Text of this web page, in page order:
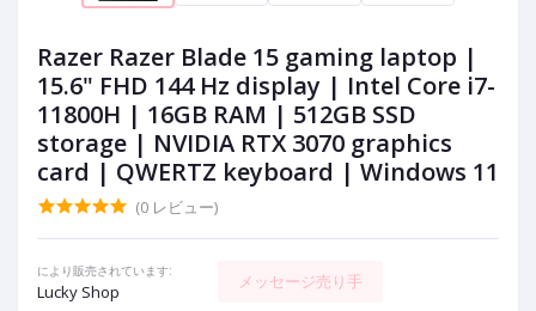
Razer Razer Blade 15 gaming laptop |
15.6" FHD 144 Hz display | Intel Core i7-
11800H | 16GB RAM | 512GB SSD
storage | NVIDIA RTX 3070 graphics
card | QWERTZ keyboard | Windows 11
(0 レビュー)
により販売されています:
Lucky Shop
メッセージ売り手